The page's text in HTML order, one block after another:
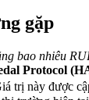
để nhận
gặp
bao nhiêu
Protocol
trị này được